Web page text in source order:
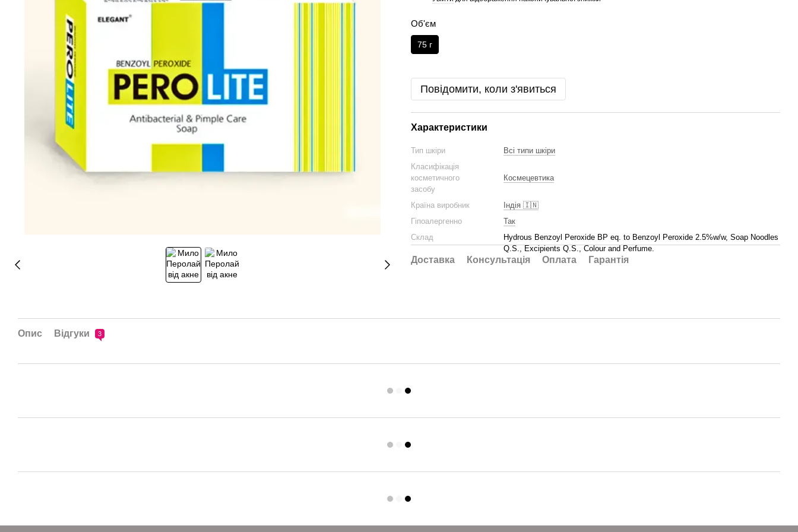
Об'єм
75 г
Повідомити, коли з'явиться
Характеристики
Тип шкіри
Всі типи шкіри
Класифікація
косметичного
засобу
Космецевтика
Країна виробник
Індія 🇮🇳
Гіпоалергенно
Так
Склад
Hydrous Benzoyl Peroxide BP eq. to Benzoyl Peroxide 2.5%w/w, Soap Noodles
Q.S., Excipients Q.S., Colour and Perfume.
Доставка Консультація Оплата Гарантія
Опис Відгуки 3